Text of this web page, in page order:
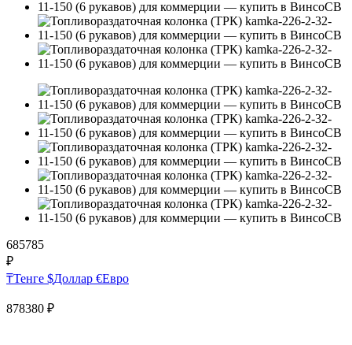
685785
₽
₸Тенге $Доллар €Евро
878380 ₽